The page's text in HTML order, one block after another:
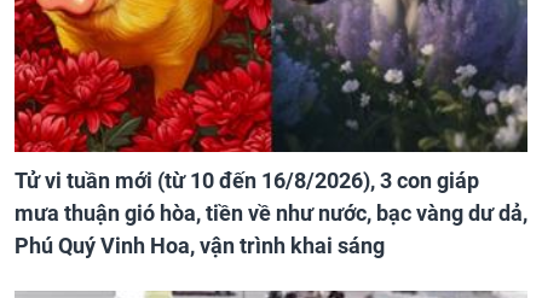
Tử vi tuần mới (từ 10 đến 16/8/2026), 3 con giáp
mưa thuận gió hòa, tiền về như nước, bạc vàng dư dả,
Phú Quý Vinh Hoa, vận trình khai sáng